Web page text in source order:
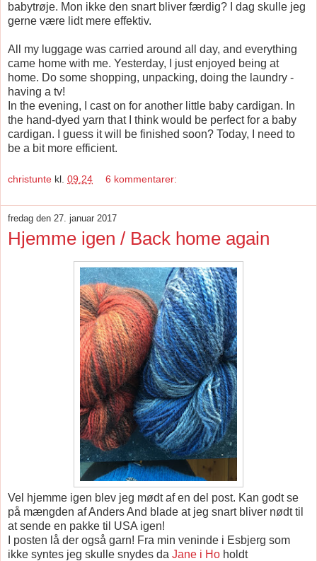
babytrøje. Mon ikke den snart bliver færdig? I dag skulle jeg
gerne være lidt mere effektiv.
All my luggage was carried around all day, and everything
came home with me. Yesterday, I just enjoyed being at
home. Do some shopping, unpacking, doing the laundry -
having a tv!
In the evening, I cast on for another little baby cardigan. In
the hand-dyed yarn that I think would be perfect for a baby
cardigan. I guess it will be finished soon? Today, I need to
be a bit more efficient.
christunte kl. 09.24 6 kommentarer:
fredag den 27. januar 2017
Hjemme igen / Back home again
Vel hjemme igen blev jeg mødt af en del post. Kan godt se
på mængden af Anders And blade at jeg snart bliver nødt til
at sende en pakke til USA igen!
I posten lå der også garn! Fra min veninde i Esbjerg som
ikke syntes jeg skulle snydes da Jane i Ho holdt